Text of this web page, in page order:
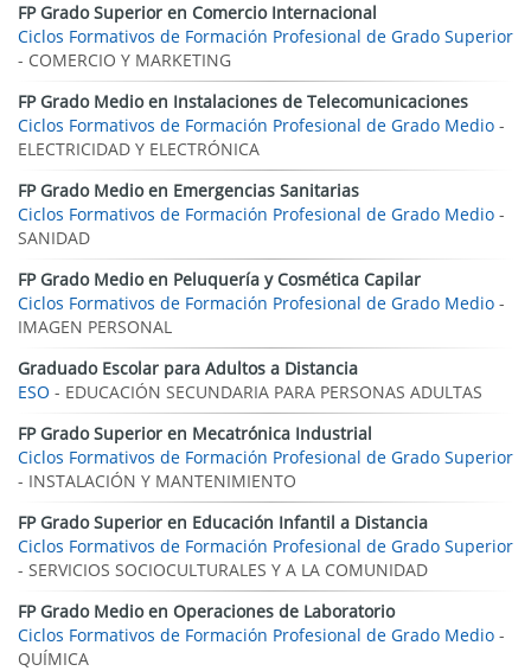
FP Grado Superior en Comercio Internacional
Ciclos Formativos de Formación Profesional de Grado Superior
- COMERCIO Y MARKETING
FP Grado Medio en Instalaciones de Telecomunicaciones
Ciclos Formativos de Formación Profesional de Grado Medio -
ELECTRICIDAD Y ELECTRÓNICA
FP Grado Medio en Emergencias Sanitarias
Ciclos Formativos de Formación Profesional de Grado Medio -
SANIDAD
FP Grado Medio en Peluquería y Cosmética Capilar
Ciclos Formativos de Formación Profesional de Grado Medio -
IMAGEN PERSONAL
Graduado Escolar para Adultos a Distancia
ESO - EDUCACIÓN SECUNDARIA PARA PERSONAS ADULTAS
FP Grado Superior en Mecatrónica Industrial
Ciclos Formativos de Formación Profesional de Grado Superior
- INSTALACIÓN Y MANTENIMIENTO
FP Grado Superior en Educación Infantil a Distancia
Ciclos Formativos de Formación Profesional de Grado Superior
- SERVICIOS SOCIOCULTURALES Y A LA COMUNIDAD
FP Grado Medio en Operaciones de Laboratorio
Ciclos Formativos de Formación Profesional de Grado Medio -
QUÍMICA